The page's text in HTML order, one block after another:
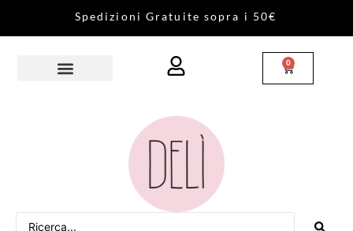
Sped izi on i Gratu ite sopra i 50€
0